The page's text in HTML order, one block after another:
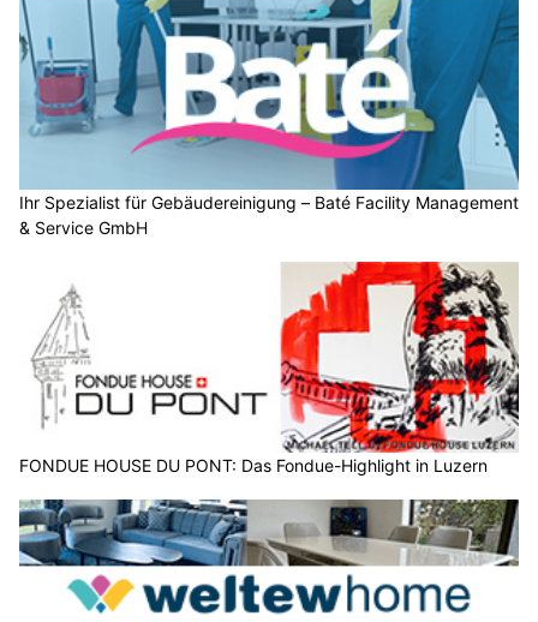
Ihr Spezialist für Gebäudereinigung – Baté Facility Management
& Service GmbH
FONDUE HOUSE DU PONT: Das Fondue-Highlight in Luzern